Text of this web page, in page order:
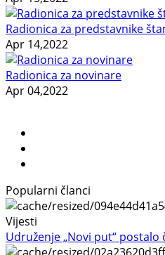
Radionica za predstavnike
Apr 14,2022
Radionica za novinare
Apr 04,2022
Popularni članci
Vijesti
Udruženje „Novi put“ postalo